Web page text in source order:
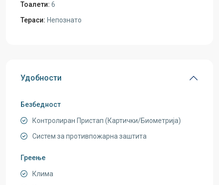
Тоалети: 6
Тераси: Непознато
Удобности
Безбедност
Контролиран Пристап (Картички/Биометрија)
Систем за противпожарна заштита
Греење
Клима